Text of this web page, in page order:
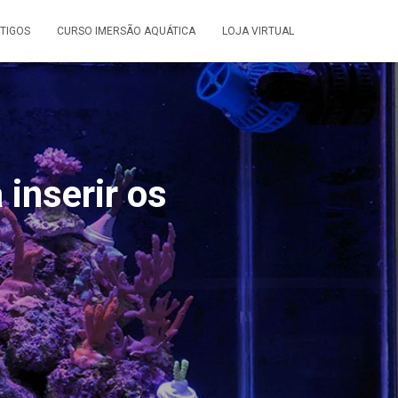
CURSO IMERSÃO AQUÁTICA LOJA VIRTUAL
inserir os